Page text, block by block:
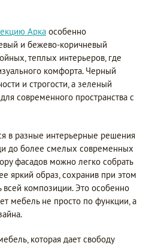
Арка особенно
и бежево-коричневый
теплых интерьеров, где
комфорта. Черный
и строгости, а зеленый
современного пространства с
в разные интерьерные решения
до более смелых современных
фасадов можно легко собрать
яркий образ, сохранив при этом
всей композиции. Это особенно
мебель не просто по функции, а
которая дает свободу